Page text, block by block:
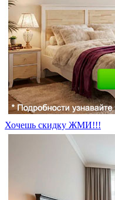
Хочешь скидку ЖМИ!!!